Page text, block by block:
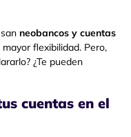
neobancos y cuentas
flexibilidad. Pero,
¿Te pueden
cuentas en el